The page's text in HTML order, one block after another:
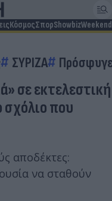
ΚόσμοςΣπορShowbizWeekend
ΣΥΡΙΖΑ
σε εκτελεστική
σχόλιο που
αποδέκτες:
να σταθούν